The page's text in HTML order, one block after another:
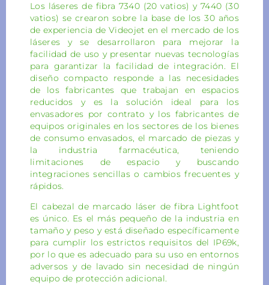
Los láseres de fibra 7340 (20 vatios) y 7440 (30
vatios) se crearon sobre la base de los 30 años
de experiencia de Videojet en el mercado de los
láseres y se desarrollaron para mejorar la
facilidad de uso y presentar nuevas tecnologías
para garantizar la facilidad de integración. El
diseño compacto responde a las necesidades
de los fabricantes que trabajan en espacios
reducidos y es la solución ideal para los
envasadores por contrato y los fabricantes de
equipos originales en los sectores de los bienes
de consumo envasados, el marcado de piezas y
la industria farmacéutica, teniendo
limitaciones de espacio y buscando
integraciones sencillas o cambios frecuentes y
rápidos.
El cabezal de marcado láser de fibra Lightfoot
es único. Es el más pequeño de la industria en
tamaño y peso y está diseñado específicamente
para cumplir los estrictos requisitos del IP69k,
por lo que es adecuado para su uso en entornos
adversos y de lavado sin necesidad de ningún
equipo de protección adicional.